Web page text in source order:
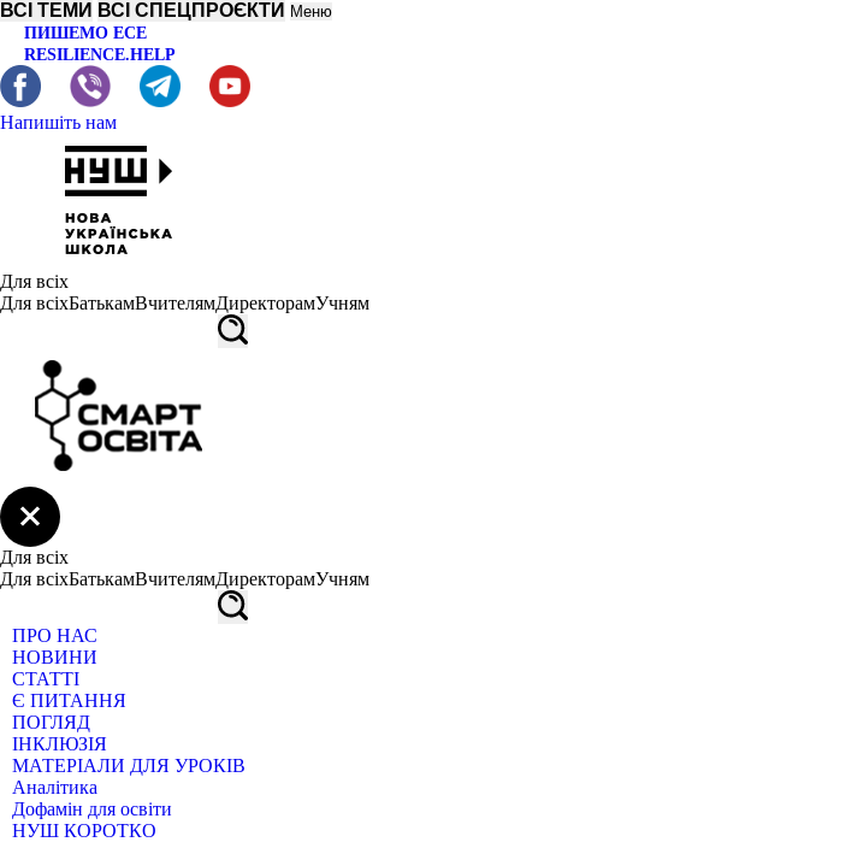
ВСІ ТЕМИ ВСІ СПЕЦПРОЄКТИ Меню
ПИШЕМО ЕСЕ
RESILIENCE.HELP
Напишіть нам
Для всіх
Для всіхБатькамВчителямДиректорамУчням
Для всіх
Для всіхБатькамВчителямДиректорамУчням
ПРО НАС
НОВИНИ
СТАТТІ
Є ПИТАННЯ
ПОГЛЯД
ІНКЛЮЗІЯ
МАТЕРІАЛИ ДЛЯ УРОКІВ
Аналітика
Дофамін для освіти
НУШ КОРОТКО